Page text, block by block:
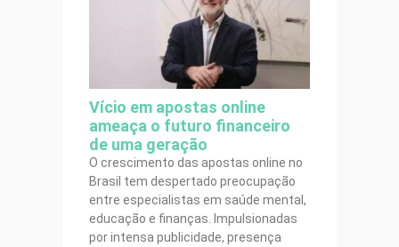
Vício em apostas online
ameaça o futuro financeiro
de uma geração
O crescimento das apostas online no
Brasil tem despertado preocupação
entre especialistas em saúde mental,
educação e finanças. Impulsionadas
por intensa publicidade, presença